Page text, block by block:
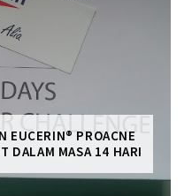
EUCERIN® PROACNE
DALAM MASA 14 HARI